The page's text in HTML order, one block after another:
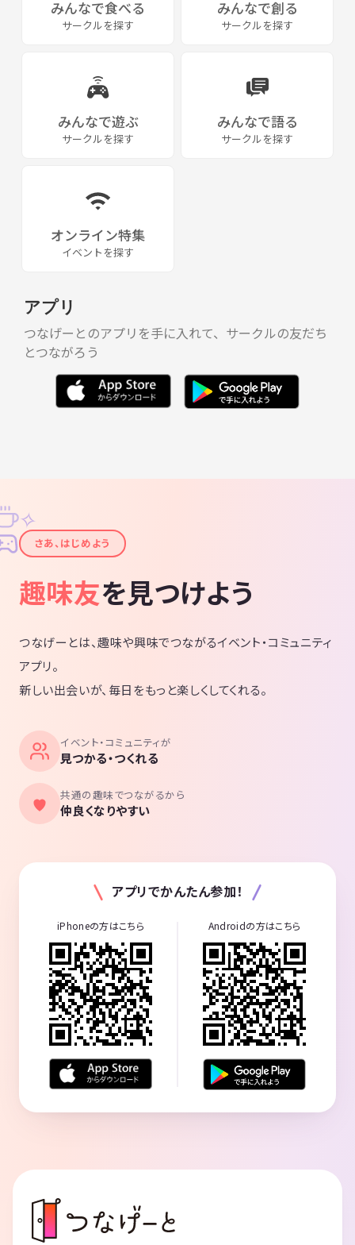
みんなで食べる
サークルを探す
みんなで創る
サークルを探す
みんなで遊ぶ
サークルを探す
みんなで語る
サークルを探す
オンライン特集
イベントを探す
アプリ
つなげーとのアプリを手に入れて、サークルの友だち
とつながろう
✦
✧
さあ、はじめよう
趣味友を見つけよう
つなげーとは、趣味や興味でつながるイベント・コミュニティ
アプリ。
新しい出会いが、毎日をもっと楽しくしてくれる。
イベント・コミュニティが
見つかる・つくれる
共通の趣味でつながるから
仲良くなりやすい
アプリでかんたん参加！
iPhoneの方はこちら Androidの方はこちら